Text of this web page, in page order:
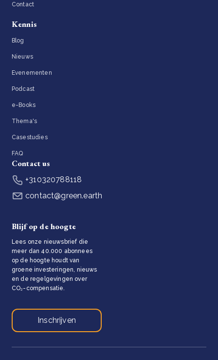
Contact
Kennis
Blog
Nieuws
Evenementen
Podcast
e-Books
Thema's
Casestudies
FAQ
Contact us
+310320788118
contact@green.earth
Blijf op de hoogte
Lees onze nieuwsbrief die
meer dan 40.000 abonnees
op de hoogte houdt van
groene investeringen, nieuws
en de regelgevingen over
CO₂-compensatie.
Inschrijven